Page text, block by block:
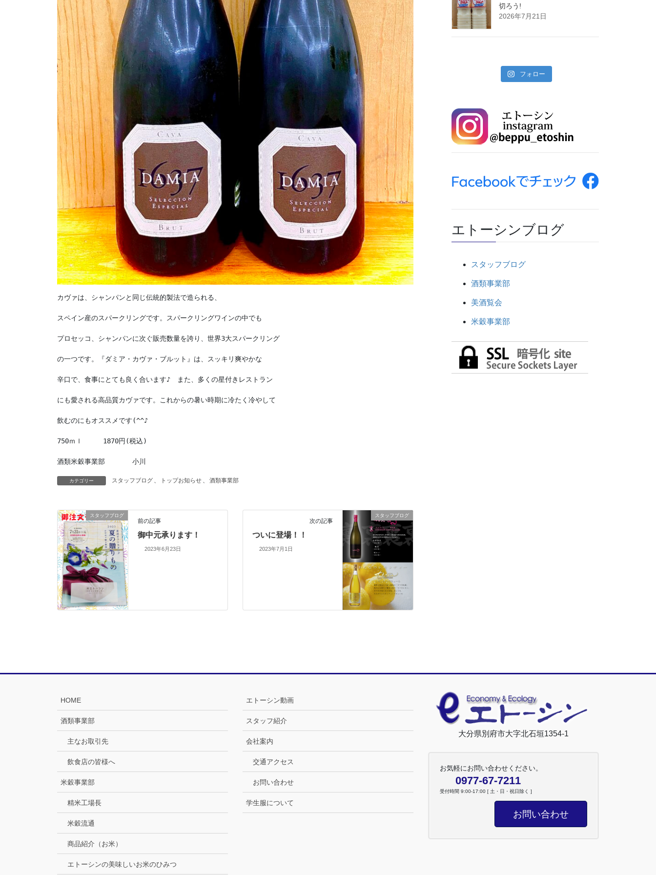
カヴァは、シャンパンと同じ伝統的製法で造られる、
スペイン産のスパークリングです。スパークリングワインの中でも
プロセッコ、シャンパンに次ぐ販売数量を誇り、世界3大スパークリング
の一つです。『ダミア・カヴァ・ブルット』は、スッキリ爽やかな
辛口で、食事にとても良く合います♪　また、多くの星付きレストラン
にも愛される高品質カヴァです。これからの暑い時期に冷たく冷やして
飲むのにもオススメです(^^♪
750ｍｌ　　　1870円(税込)
酒類米穀事業部　　　　小川
カテゴリー スタッフブログ トップお知らせ 酒類事業部
スタッフブログ
前の記事
御中元承ります！
2023年6月23日
スタッフブログ
次の記事
ついに登場！！
2023年7月1日
切ろう!
2026年7月21日
フォロー
エトーシンブログ
スタッフブログ
酒類事業部
美酒覧会
米穀事業部
HOME
酒類事業部
主なお取引先
飲食店の皆様へ
米穀事業部
精米工場長
米穀流通
商品紹介（お米）
エトーシンの美味しいお米のひみつ
エトーシン動画
スタッフ紹介
会社案内
交通アクセス
お問い合わせ
学生服について
大分県別府市大字北石垣1354-1
お気軽にお問い合わせください。
0977-67-7211
受付時間 9:00-17:00 [ 土・日・祝日除く ]
お問い合わせ